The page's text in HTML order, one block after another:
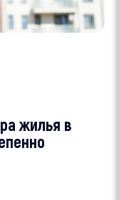
жилья в